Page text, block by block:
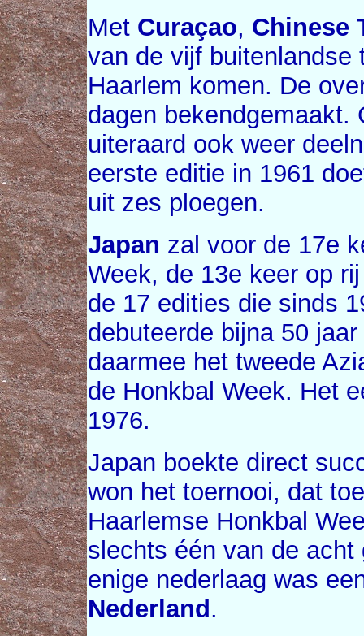
Met Curaçao, Chinese
van de vijf buitenlandse
Haarlem komen. De
dagen bekendgemaakt.
uiteraard ook weer
eerste editie in 1961
uit zes ploegen.
Japan zal voor de 17e
Week, de 13e keer op
de 17 edities die sinds
debuteerde bijna 50
daarmee het tweede
de Honkbal Week. Het
1976.
Japan boekte direct
won het toernooi, dat
Haarlemse Honkbal
slechts één van de
enige nederlaag was
Nederland.